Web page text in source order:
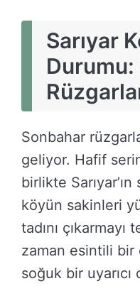
Sarıyar
Sonbahar
geliyor. Hafif
birlikte
köyün sakinleri
tadını
zaman esintili bir
soğuk bir